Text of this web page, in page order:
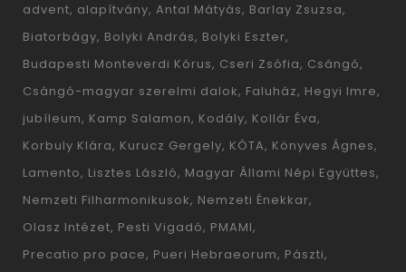
advent alapítvány Antal Mátyás Barlay Zsuzsa
Biatorbágy Bolyki András Bolyki Eszter
Budapesti Monteverdi Kórus Cseri Zsófia Csángó
Csángó-magyar szerelmi dalok Faluház Hegyi Imre
jubíleum Kamp Salamon Kodály Kollár Éva
Korbuly Klára Kurucz Gergely KÓTA Könyves Ágnes
Lamento Lisztes László Magyar Állami Népi Együttes
Nemzeti Filharmonikusok Nemzeti Énekkar
Olasz Intézet Pesti Vigadó PMAMI
Precatio pro pace Pueri Hebraeorum Pászti